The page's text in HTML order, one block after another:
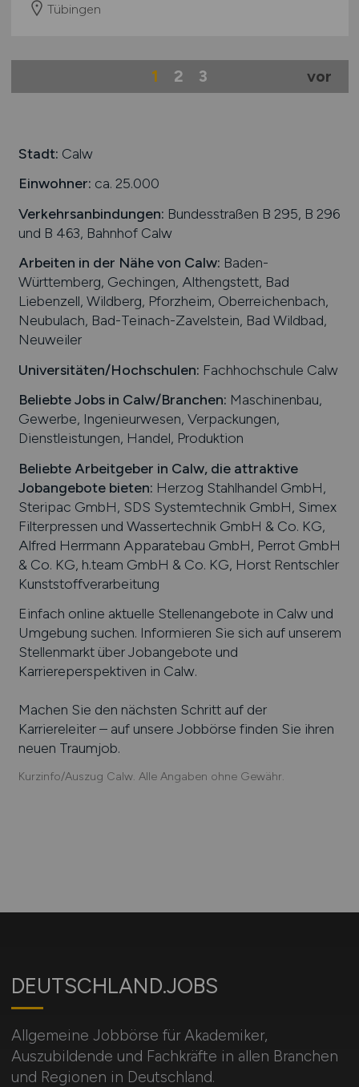
Tübingen
1 2 3 vor
Stadt: Calw
Einwohner: ca. 25.000
Verkehrsanbindungen: Bundesstraßen B 295, B 296
und B 463, Bahnhof Calw
Arbeiten in der Nähe von Calw: Baden-
Württemberg, Gechingen, Althengstett, Bad
Liebenzell, Wildberg, Pforzheim, Oberreichenbach,
Neubulach, Bad-Teinach-Zavelstein, Bad Wildbad,
Neuweiler
Universitäten/Hochschulen: Fachhochschule Calw
Beliebte Jobs in Calw/Branchen: Maschinenbau,
Gewerbe, Ingenieurwesen, Verpackungen,
Dienstleistungen, Handel, Produktion
Beliebte Arbeitgeber in Calw, die attraktive
Jobangebote bieten: Herzog Stahlhandel GmbH,
Steripac GmbH, SDS Systemtechnik GmbH, Simex
Filterpressen und Wassertechnik GmbH & Co. KG,
Alfred Herrmann Apparatebau GmbH, Perrot GmbH
& Co. KG, h.team GmbH & Co. KG, Horst Rentschler
Kunststoffverarbeitung
Einfach online aktuelle Stellenangebote in Calwund
Umgebung suchen. Informieren Sie sich auf unserem
Stellenmarkt über Jobangebote und
Karriereperspektiven in Calw.
Machen Sie den nächsten Schritt auf der
Karriereleiter – auf unsere Jobbörse finden Sie ihren
neuen Traumjob.
Kurzinfo/Auszug Calw. Alle Angaben ohne Gewähr.
DEUTSCHLAND.JOBS
Allgemeine Jobbörse für Akademiker,
Auszubildende und Fachkräfte in allen Branchen
und Regionen in Deutschland.